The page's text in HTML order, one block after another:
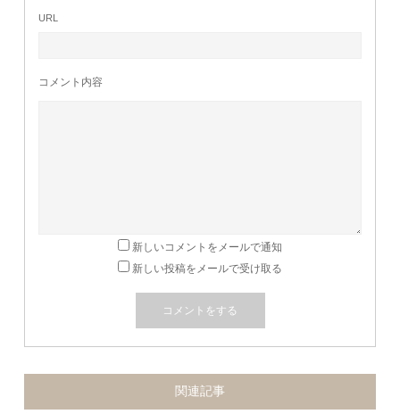
URL
コメント内容
新しいコメントをメールで通知
新しい投稿をメールで受け取る
関連記事